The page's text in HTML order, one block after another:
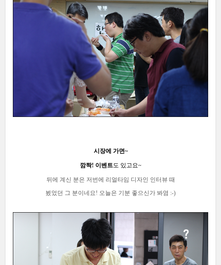
시장에 가면~
깜짝! 이벤트도 있고요~
뒤에 계신 분은 저번에 리얼타임 디자인 인터뷰 때
뵜었던 그 분이네요! 오늘은 기분 좋으신가 봐염 :-)